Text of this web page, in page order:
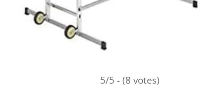
5/5 - (8 votes)